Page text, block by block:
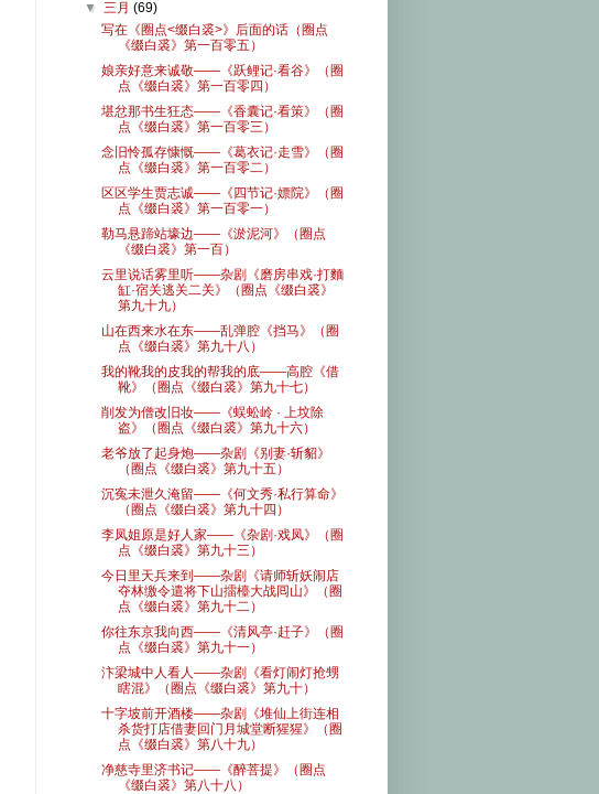
▼三月(69)
写在《圈点<缀白裘>》后面的话（圈点
《缀白裘》第一百零五）
娘亲好意来诚敬——《跃鲤记·看谷》（圈
点《缀白裘》第一百零四）
堪忿那书生狂态——《香囊记·看策》（圈
点《缀白裘》第一百零三）
念旧怜孤存慷慨——《葛衣记·走雪》（圈
点《缀白裘》第一百零二）
区区学生贾志诚——《四节记·嫖院》（圈
点《缀白裘》第一百零一）
勒马悬蹄站壕边——《淤泥河》（圈点
《缀白裘》第一百）
云里说话雾里听——杂剧《磨房串戏·打麵
缸·宿关逃关二关》（圈点《缀白裘》
第九十九）
山在西来水在东——乱弹腔《挡马》（圈
点《缀白裘》第九十八）
我的靴我的皮我的帮我的底——高腔《借
靴》（圈点《缀白裘》第九十七）
削发为僧改旧妆——《蜈蚣岭 · 上坟除
盗》（圈点《缀白裘》第九十六）
老爷放了起身炮——杂剧《别妻·斩貂》
（圈点《缀白裘》第九十五）
沉寃未泄久淹留——《何文秀·私行算命》
（圈点《缀白裘》第九十四）
李凤姐原是好人家——《杂剧·戏凤》（圈
点《缀白裘》第九十三）
今日里天兵来到——杂剧《请师斩妖闹店
夺林缴令遣将下山擂檯大战囘山》（圈
点《缀白裘》第九十二）
你往东京我向西——《清风亭·赶子》（圈
点《缀白裘》第九十一）
汴梁城中人看人——杂剧《看灯闹灯抢甥
瞎混》（圈点《缀白裘》第九十）
十字坡前开酒楼——杂剧《堆仙上街连相
杀货打店借妻回门月城堂断猩猩》（圈
点《缀白裘》第八十九）
净慈寺里济书记——《醉菩提》（圈点
《缀白裘》第八十八）